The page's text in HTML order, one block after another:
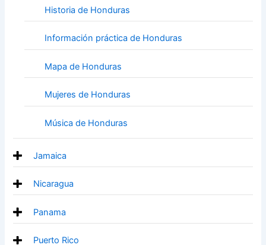
Historia de Honduras
Información práctica de Honduras
Mapa de Honduras
Mujeres de Honduras
Música de Honduras
Jamaica
Nicaragua
Panama
Puerto Rico